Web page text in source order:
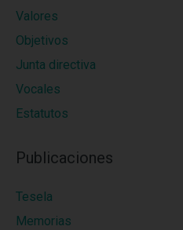
Valores
Objetivos
Junta directiva
Vocales
Estatutos
Publicaciones
Tesela
Memorias